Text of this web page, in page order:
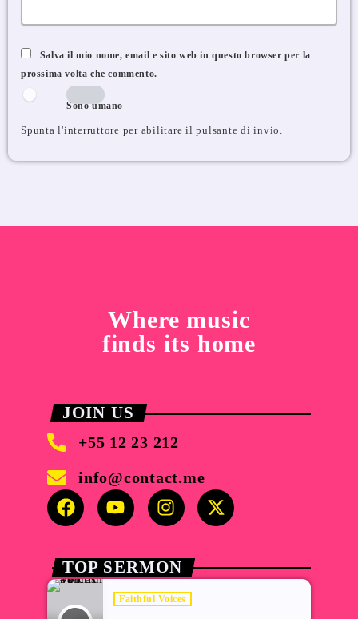
Salva il mio nome, email e sito web in questo browser per la
prossima volta che commento.
Sono umano
Spunta l'interruttore per abilitare il pulsante di invio.
Where music
finds its home
JOIN US
+55 12 23 212
info@contact.me
TOP SERMON
Faithful Voices